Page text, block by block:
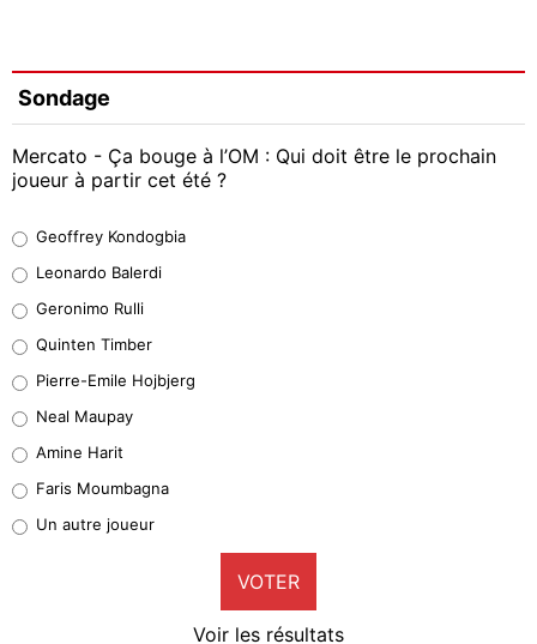
Sondage
Mercato - Ça bouge à l’OM : Qui doit être le prochain
joueur à partir cet été ?
38%
32%
5%
1%
9%
Geoffrey Kondogbia
Leonardo Balerdi
Geronimo Rulli
Quinten Timber
Pierre-Emile Hojbjerg
Neal Maupay
Amine Harit
Faris Moumbagna
Un autre joueur
VOTER
Voir les résultats